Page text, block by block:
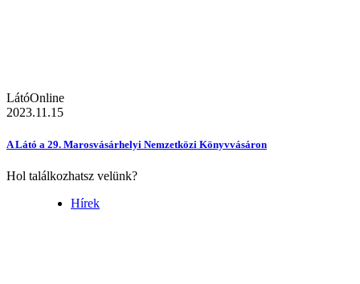
LátóOnline
2023.11.15
A Látó a 29. Marosvásárhelyi Nemzetközi Könyvvásáron
Hol találkozhatsz velünk?
Hírek